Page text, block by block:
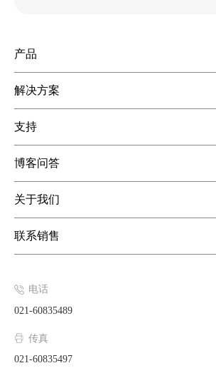
产品
解决方案
支持
博客问答
关于我们
联系销售
电话
021-60835489
传真
021-60835497